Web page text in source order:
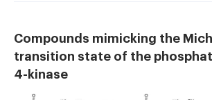
Compounds mimicking the
transition state of the
4-kinase